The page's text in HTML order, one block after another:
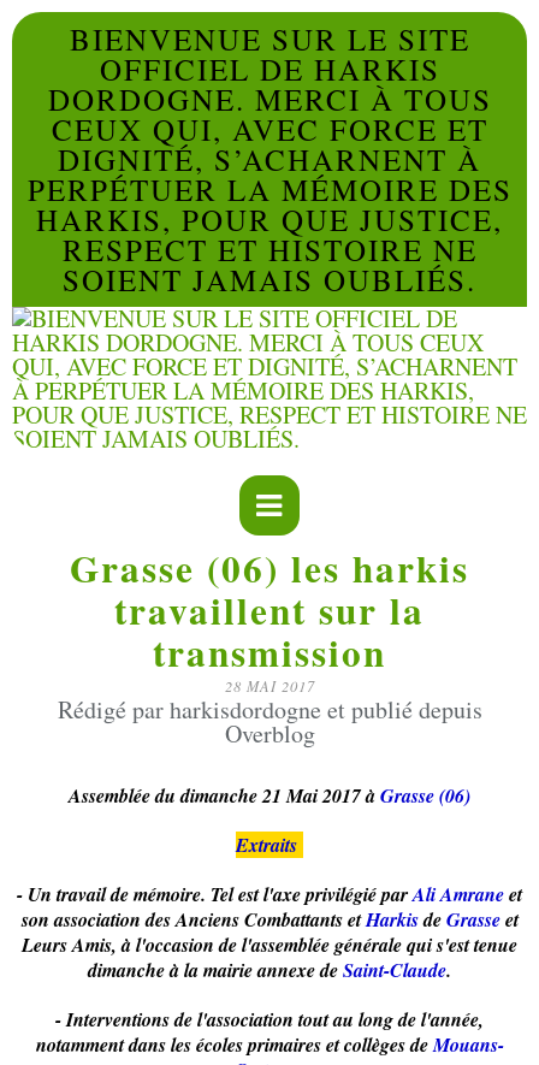
BIENVENUE SUR LE SITE
OFFICIEL DE HARKIS
DORDOGNE. MERCI À TOUS
CEUX QUI, AVEC FORCE ET
DIGNITÉ, S’ACHARNENT À
PERPÉTUER LA MÉMOIRE DES
HARKIS, POUR QUE JUSTICE,
RESPECT ET HISTOIRE NE
SOIENT JAMAIS OUBLIÉS.
Grasse (06) les harkis
travaillent sur la
transmission
28 MAI 2017
Rédigé par harkisdordogne et publié depuis
Overblog
Assemblée du dimanche 21 Mai 2017 àGrasse (06)
Extraits
- Un travail de mémoire. Tel est l'axe privilégié parAli Amraneet
son association des Anciens Combattants etHarkisdeGrasseet
Leurs Amis, à l'occasion de l'assemblée générale qui s'est tenue
dimanche à la mairie annexe deSaint-Claude.
- Interventions de l'association tout au long de l'année,
notamment dans les écoles primaires et collèges deMouans-